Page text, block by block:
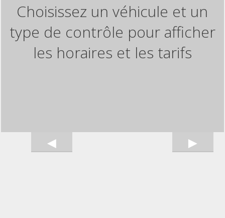
Choisissez un véhicule et un
type de contrôle pour afficher
les horaires et les tarifs